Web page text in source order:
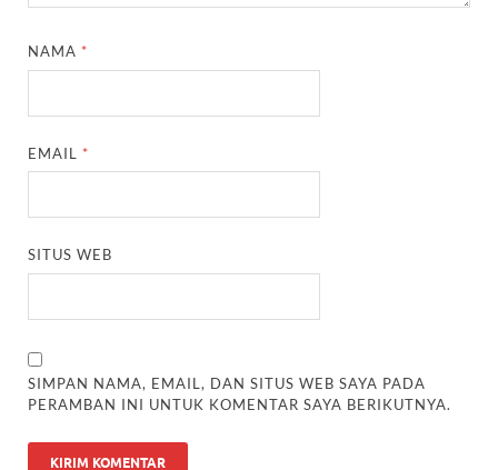
NAMA *
EMAIL *
SITUS WEB
SIMPAN NAMA, EMAIL, DAN SITUS WEB SAYA PADA
PERAMBAN INI UNTUK KOMENTAR SAYA BERIKUTNYA.